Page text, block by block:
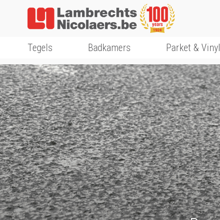
Tegels Badkamers Parket &